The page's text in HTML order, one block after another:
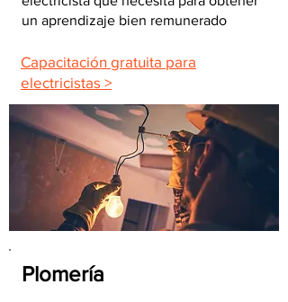
un aprendizaje bien remunerado
Capacitación gratuita para
electricistas >
Plomería